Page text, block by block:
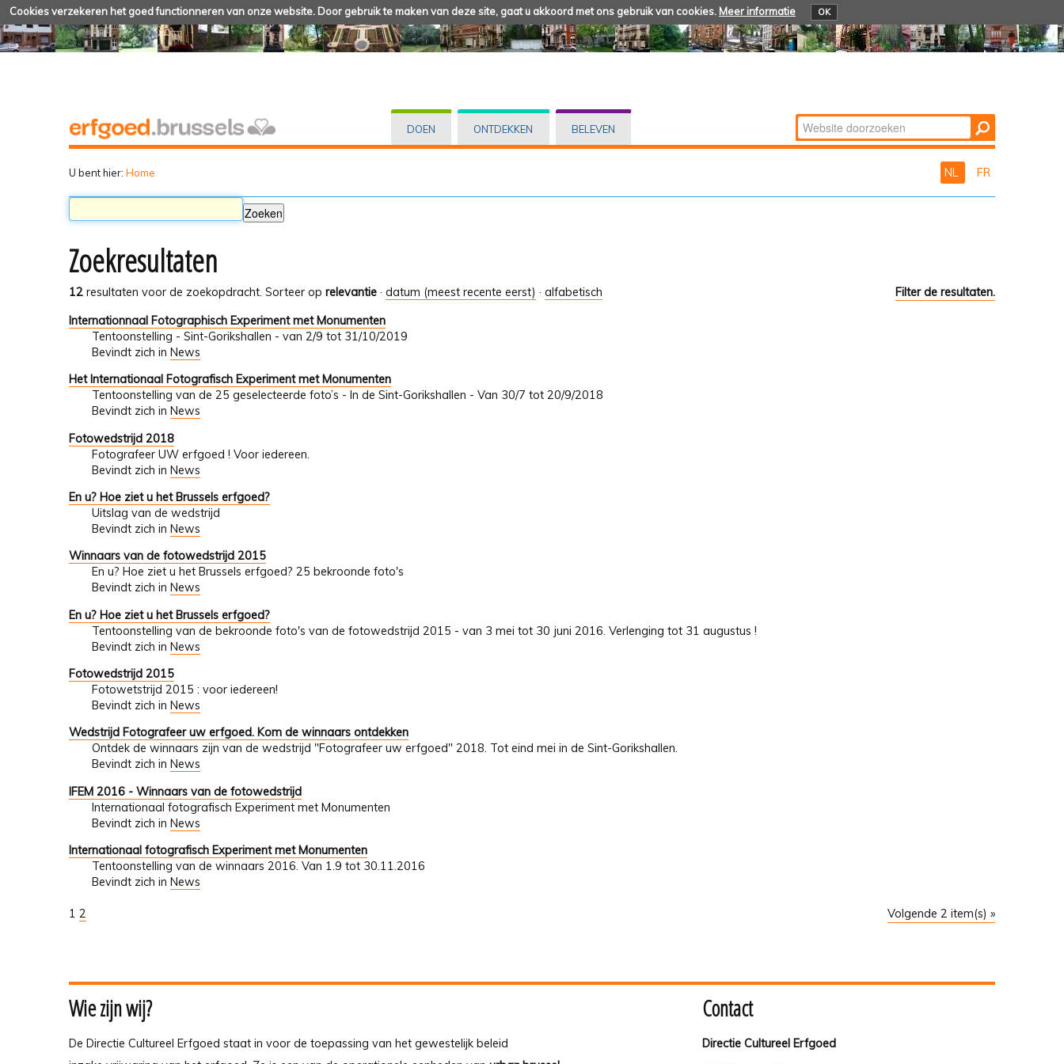
Cookies verzekeren het goed functionneren van onze website. Door gebruik te maken van deze site, gaat u akkoord met ons gebruik van cookies. Meer informatie OK
DOEN ONTDEKKEN BELEVEN Zoek
Geavanceerd
U bent hier: Home NL FR
Zoekresultaten
12 resultaten voor de zoekopdracht. Filter de resultaten.
Sorteer op relevantie · datum (meest recente eerst) · alfabetisch
Internationnaal Fotographisch Experiment met Monumenten
Tentoonstelling - Sint-Gorikshallen - van 2/9 tot 31/10/2019
Bevindt zich in News
Het Internationaal Fotografisch Experiment met Monumenten
Tentoonstelling van de 25 geselecteerde foto’s - In de Sint-Gorikshallen - Van 30/7 tot 20/9/2018
Bevindt zich in News
Fotowedstrijd 2018
Fotografeer UW erfgoed ! Voor iedereen.
Bevindt zich in News
En u? Hoe ziet u het Brussels erfgoed?
Uitslag van de wedstrijd
Bevindt zich in News
Winnaars van de fotowedstrijd 2015
En u? Hoe ziet u het Brussels erfgoed? 25 bekroonde foto's
Bevindt zich in News
En u? Hoe ziet u het Brussels erfgoed?
Tentoonstelling van de bekroonde foto's van de fotowedstrijd 2015 - van 3 mei tot 30 juni 2016. Verlenging tot 31 augustus !
Bevindt zich in News
Fotowedstrijd 2015
Fotowetstrijd 2015 : voor iedereen!
Bevindt zich in News
Wedstrijd Fotografeer uw erfgoed. Kom de winnaars ontdekken
Ontdek de winnaars zijn van de wedstrijd "Fotografeer uw erfgoed" 2018. Tot eind mei in de Sint-Gorikshallen.
Bevindt zich in News
IFEM 2016 - Winnaars van de fotowedstrijd
Internationaal fotografisch Experiment met Monumenten
Bevindt zich in News
Internationaal fotografisch Experiment met Monumenten
Tentoonstelling van de winnaars 2016. Van 1.9 tot 30.11.2016
Bevindt zich in News
Volgende 2 item(s) »
1 2
Wie zijn wij?
De Directie Cultureel Erfgoed staat in voor de toepassing van het gewestelijk beleid
Contact
Directie Cultureel Erfgoed